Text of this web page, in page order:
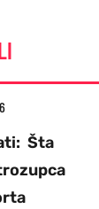
Šta